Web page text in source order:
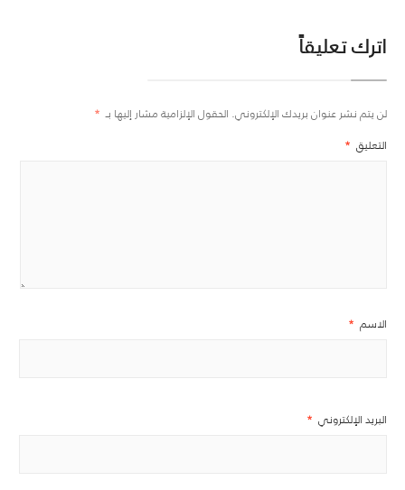
اترك تعليقاً
لن يتم نشر عنوان بريدك الإلكتروني. الحقول الإلزامية مشار إليها بـ *
التعليق *
الاسم *
البريد الإلكتروني *